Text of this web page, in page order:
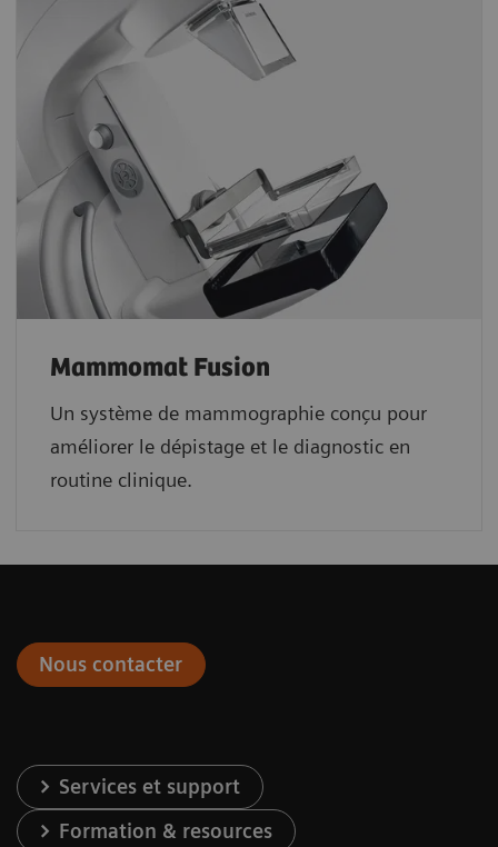
Mammomat Fusion
Un système de mammographie conçu pour
améliorer le dépistage et le diagnostic en
routine clinique.
Nous contacter
Services et support
Formation & resources